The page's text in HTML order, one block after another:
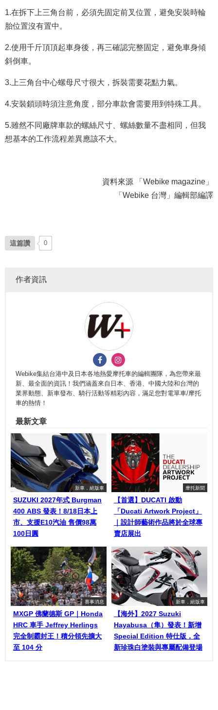
1.在拆下上三角台前，必須先固定前叉位置，避免安裝時輪
胎位置沒有置中。
2.使用千斤頂頂起車身後，再三確認完整固定，避免車身傾
斜倒車。
3.上三角台中心螺母尺寸很大，拆裝需要花點力氣。
4.安裝鎖頭時須注意角度，部分車款會需要用到特殊工具。
5.雖然不同廠牌車款的螺絲尺寸、螺絲數量不盡相同，但我
想基本的工作流程差異應該不大。
資料來源 「Webike magazine」
「Webike 台灣」編輯部編譯
這篇讚 0
作者資訊
Webike集結台港中及日本各地熱愛摩托車的編輯團隊，為您帶來最
新、最全面的資訊！我們涵蓋來自日本、香港、中國大陸和台灣的
業界動態、新車發布、騎行活動等精彩內容，滿足您對電單車/摩托
車的熱情！
最新文章
新車．絕版車
SUZUKI 2027年式 Burgman
400 ABS 發表！8/18日本上
市、支援E10汽油 售價98萬
100日圓
摩托新聞
【首選】DUCATI 啟動
「Ducati Artwork Project」
｜設計師藝術作品將於全球專
賣店展出
賽事消息
MXGP 佛蘭德斯 GP｜Honda
HRC 車手 Jeffrey Herlings
完全制霸封王！積分領先擴大
至 104 分
新車．絕版車
【海外】2027 Suzuki
Hayabusa（隼）發表！新增
Special Edition 特仕版，全
新珍珠白塗裝與專屬配備登場